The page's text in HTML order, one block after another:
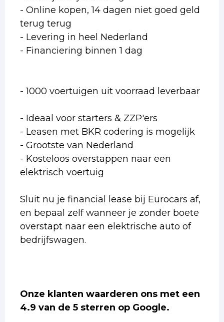
- Online kopen, 14 dagen niet goed geld
terug terug
- Levering in heel Nederland
- Financiering binnen 1 dag
- 1000 voertuigen uit voorraad leverbaar
- Ideaal voor starters & ZZP'ers
- Leasen met BKR codering is mogelijk
- Grootste van Nederland
- Kosteloos overstappen naar een
elektrisch voertuig
Sluit nu je financial lease bij Eurocars af,
en bepaal zelf wanneer je zonder boete
overstapt naar een elektrische auto of
bedrijfswagen.
Onze klanten waarderen ons met een
4.9 van de 5 sterren op Google.